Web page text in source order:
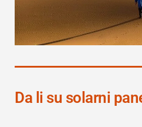
Da li su solarni